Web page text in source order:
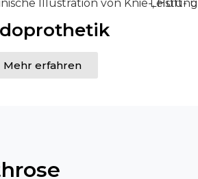
Mehr erfahren